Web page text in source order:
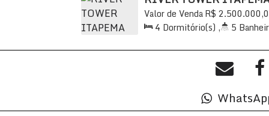
R$
Valor de Venda
Catarina, Brasil
4 Dormitório(s) , 5